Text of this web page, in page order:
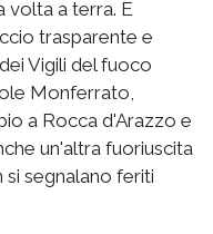
volta a terra. E
trasparente e
Vigili del fuoco
Monferrato,
a Rocca d'Arazzo e
un'altra fuoriuscita
si segnalano feriti